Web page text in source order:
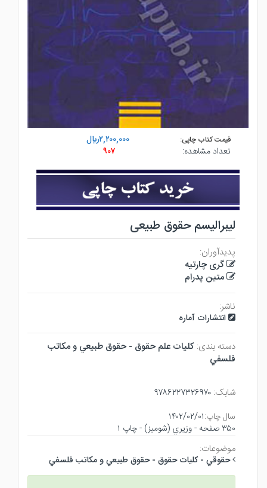
قیمت کتاب چاپی:
۲,۲۰۰,۰۰۰ريال
تعداد مشاهده:
۹۰۷
لیبرالیسم حقوق طبیعی
پدیدآوران:
گری چارتیه
متین پدرام
ناشر:
انتشارات آماره
دسته بندی: كليات علم حقوق - حقوق طبيعي و مكاتب
فلسفي
شابک: ۹۷۸۶۲۲۷۳۲۶۹۷۰
سال چاپ:۱۴۰۲/۰۲/۰۱
۳۵۰ صفحه - وزيري (شوميز) - چاپ ۱
موضوعات:
حقوقي - كليات حقوق - حقوق طبيعي و مكاتب فلسفي